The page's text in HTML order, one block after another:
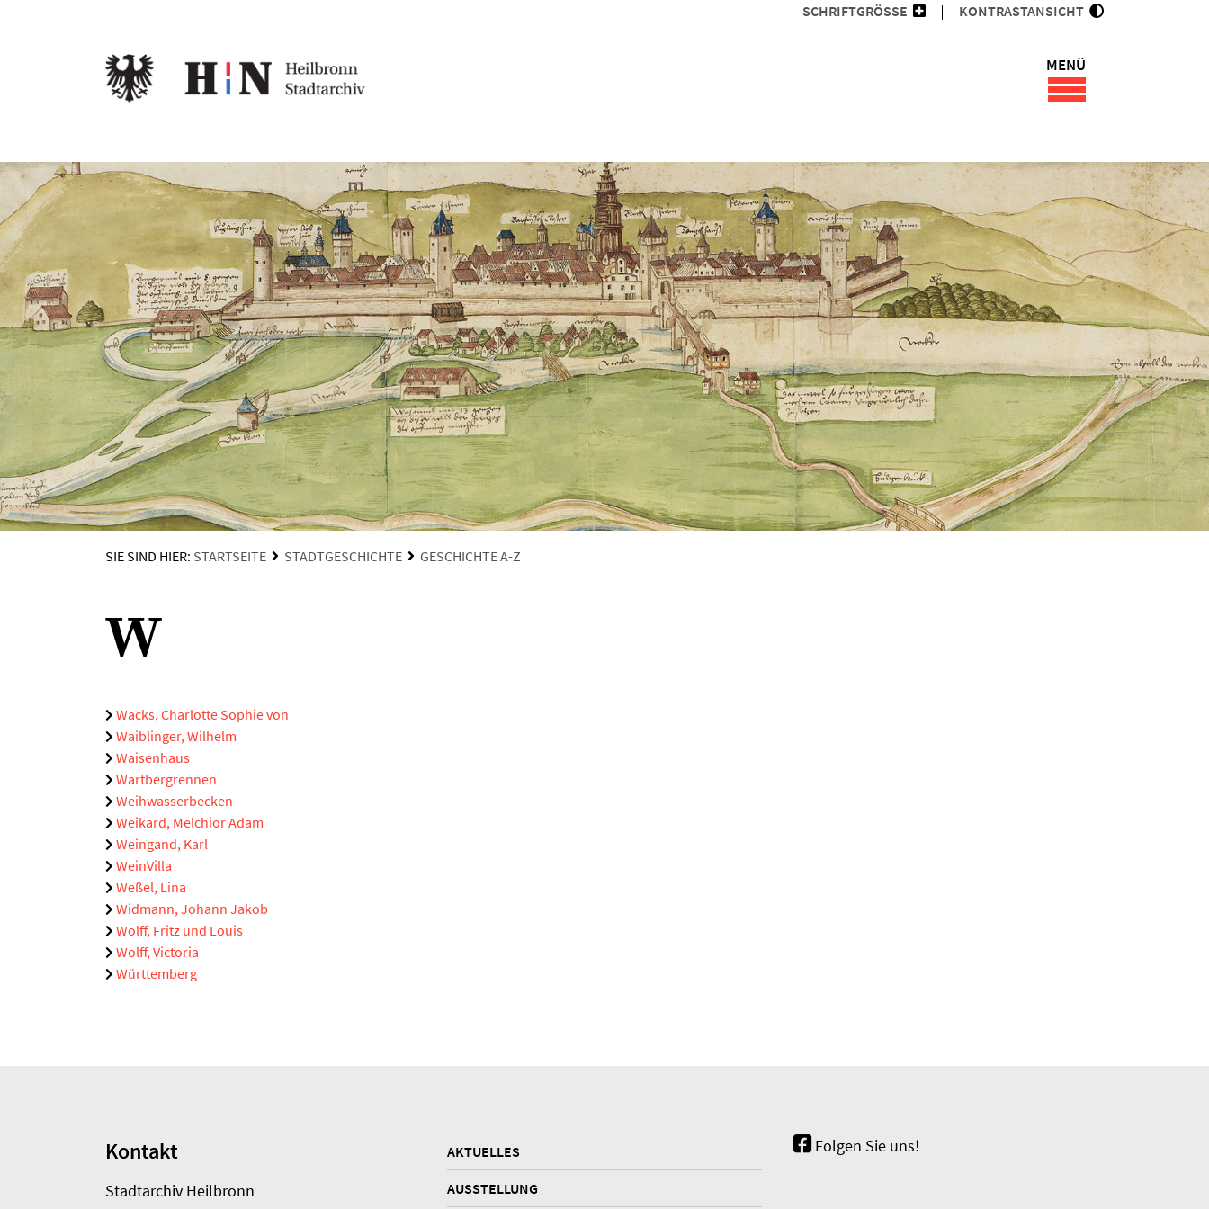
SCHRIFTGRÖSSE KONTRASTANSICHT
MENÜ
SIE SIND HIER: STARTSEITE STADTGESCHICHTE GESCHICHTE A-Z
W
Wacks, Charlotte Sophie von
Waiblinger, Wilhelm
Waisenhaus
Wartbergrennen
Weihwasserbecken
Weikard, Melchior Adam
Weingand, Karl
WeinVilla
Weßel, Lina
Widmann, Johann Jakob
Wolff, Fritz und Louis
Wolff, Victoria
Württemberg
Kontakt
Stadtarchiv Heilbronn
AKTUELLES
AUSSTELLUNG
Folgen Sie uns!